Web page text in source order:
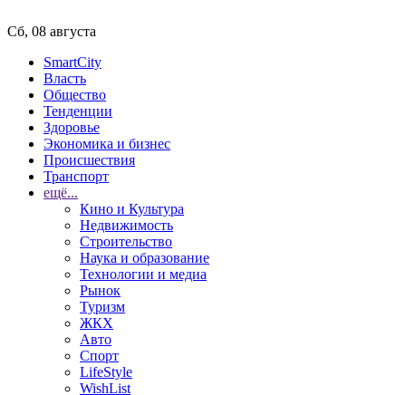
Сб, 08 августа
SmartCity
Власть
Общество
Тенденции
Здоровье
Экономика и бизнес
Происшествия
Транспорт
ещё...
Кино и Культура
Недвижимость
Строительство
Наука и образование
Технологии и медиа
Рынок
Туризм
ЖКХ
Авто
Спорт
LifeStyle
WishList